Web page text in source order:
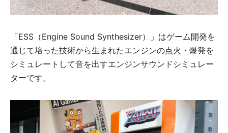
「ESS（Engine Sound Synthesizer）」はゲーム開発を
通じて培った技術から生まれたエンジンの点火・爆発を
シミュレートして音を出すエンジンサウンドシミュレー
ターです。